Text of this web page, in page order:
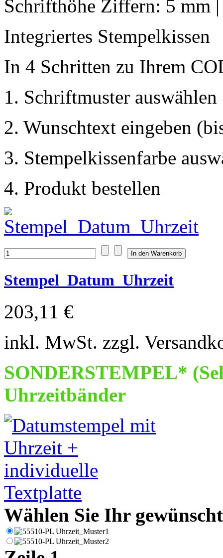
Schrifthöhe Ziffern: 5 mm
Integriertes Stempelkissen
In 4 Schritten zu Ihrem
1. Schriftmuster auswählen
2. Wunschtext eingeben
3. Stempelkissenfarbe
4. Produkt bestellen
Stempel_Datum_Uhrzeit
203,11 €
inkl. MwSt. zzgl.
SONDERSTEMPEL*
Uhrzeitbänder
Wählen Sie Ihr